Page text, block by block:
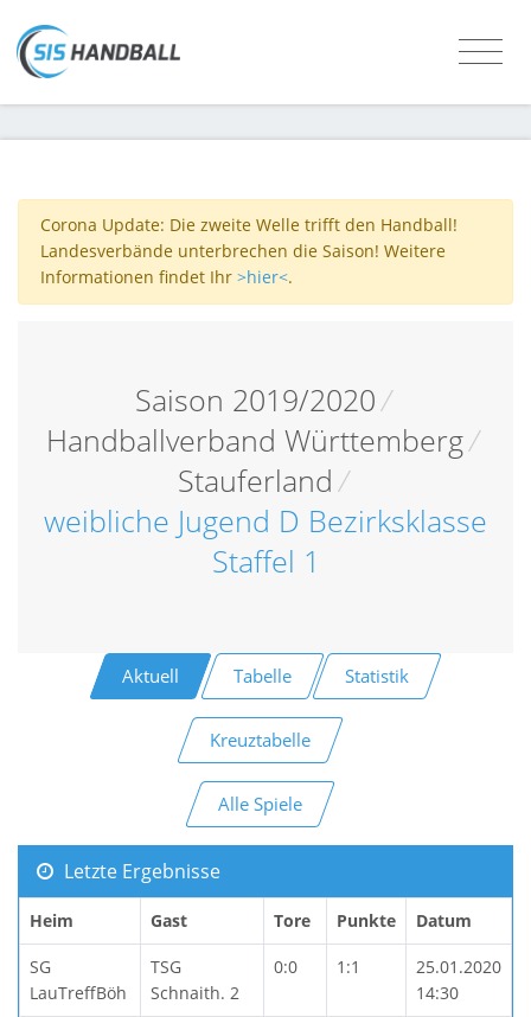
Corona Update: Die zweite Welle trifft den Handball!
Landesverbände unterbrechen die Saison! Weitere
Informationen findet Ihr >hier<.
Saison 2019/2020/
Handballverband Württemberg/
Stauferland/
weibliche Jugend D Bezirksklasse
Staffel 1
Aktuell Tabelle Statistik
Kreuztabelle
Alle Spiele
Letzte Ergebnisse
Heim Gast Tore Punkte Datum
SG
LauTreffBöh
TSG
Schnaith. 2
0:0 1:1
25.01.2020
14:30